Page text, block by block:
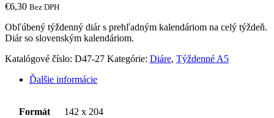
€6,30 Bez DPH
Obľúbený týždenný diár s prehľadným kalendáriom na celý týždeň.
Diár so slovenským kalendáriom.
Katalógové číslo: D47-27 Kategórie: Diáre, Týždenné A5
Ďalšie informácie
Formát 142 x 204